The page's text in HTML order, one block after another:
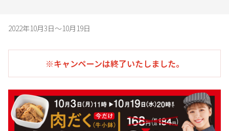
牛丼のこだわり 吉野家の歴史
2022年10月3日～10月19日
※キャンペーンは終了いたしました。